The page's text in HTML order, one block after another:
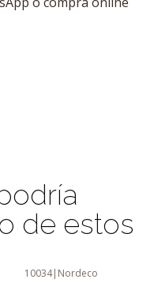
de estos
10034| Nordeco